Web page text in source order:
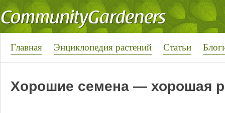
Главная Энциклопедия растений Статьи
Хорошие семена — хорошая